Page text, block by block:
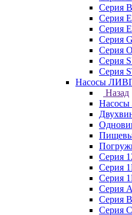
Серия
Серия E
Серия
Серия
Серия O
Серия
Серия
Насосы
Назад
Серия
Серия
Серия
Серия
Серия
Серия